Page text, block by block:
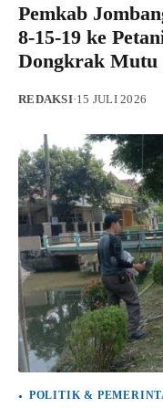
Pemkab
8-15-19 ke
Dongkrak Mutu
REDAKSI·15 JULI 2026
POLITIK &